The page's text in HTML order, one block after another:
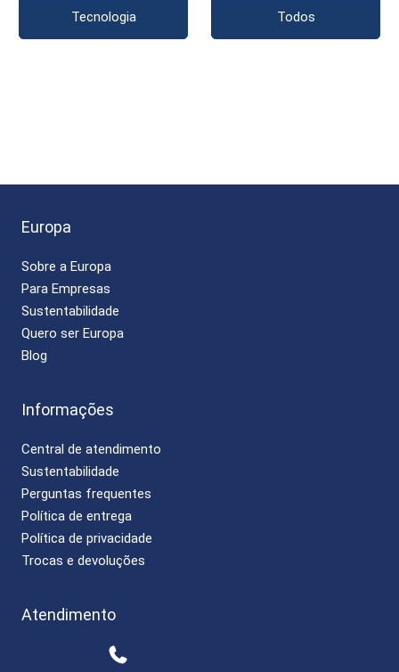
Tecnologia Todos
Europa
Sobre a Europa
Para Empresas
Sustentabilidade
Quero ser Europa
Blog
Informações
Central de atendimento
Sustentabilidade
Perguntas frequentes
Política de entrega
Política de privacidade
Trocas e devoluções
Atendimento